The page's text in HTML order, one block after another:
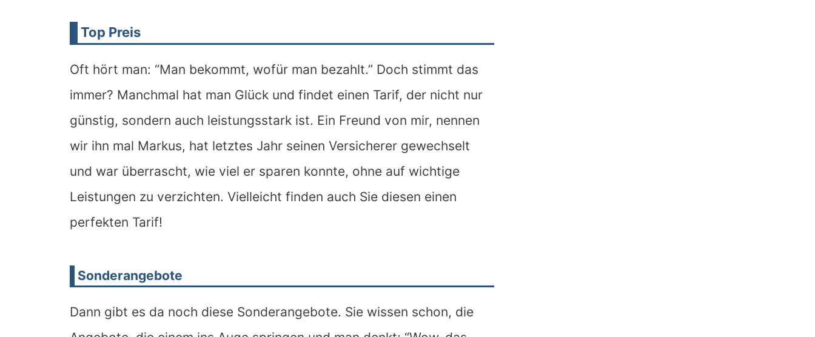
Top Preis
Oft hört man: “Man bekommt, wofür man bezahlt.” Doch stimmt das
immer? Manchmal hat man Glück und findet einen Tarif, der nicht nur
günstig, sondern auch leistungsstark ist. Ein Freund von mir, nennen
wir ihn mal Markus, hat letztes Jahr seinen Versicherer gewechselt
und war überrascht, wie viel er sparen konnte, ohne auf wichtige
Leistungen zu verzichten. Vielleicht finden auch Sie diesen einen
perfekten Tarif!
Sonderangebote
Dann gibt es da noch diese Sonderangebote. Sie wissen schon, die